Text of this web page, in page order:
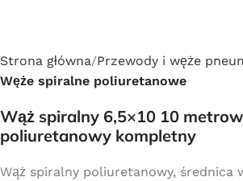
Strona główna Przewody i węże
Węże spiralne poliuretanowe
Wąż spiralny 6,5×10 10
poliuretanowy kompletny
Wąż spiralny poliuretanowy, średnica